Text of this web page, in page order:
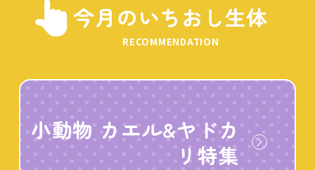
今月のいちおし生体
RECOMMENDATION
小動物 カエル&ヤドカ
リ特集